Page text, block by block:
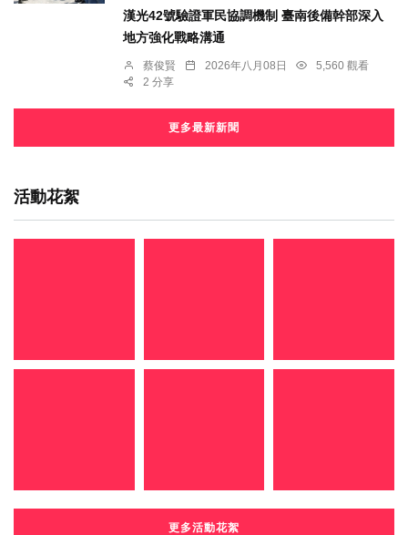
漢光42號驗證軍民協調機制 臺南後備幹部深入
地方強化戰略溝通
蔡俊賢 2026年八月08日
5,560 觀看
2 分享
更多最新新聞
活動花絮
更多活動花絮